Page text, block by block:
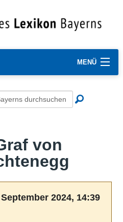
MENÜ
von
2024, 14:39